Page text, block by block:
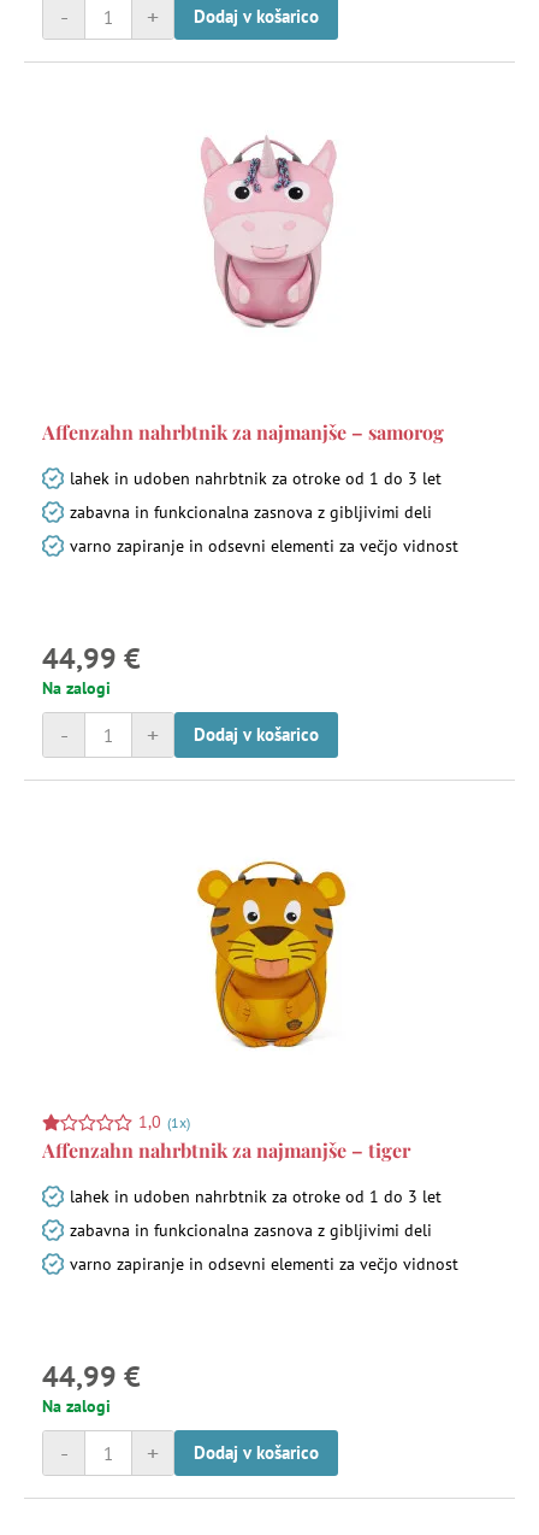
+
- Dodaj v košarico
Affenzahn nahrbtnik za najmanjše – samorog
lahek in udoben nahrbtnik za otroke od 1 do 3 let
zabavna in funkcionalna zasnova z gibljivimi deli
varno zapiranje in odsevni elementi za večjo vidnost
44,99 €
Na zalogi
+
- Dodaj v košarico
1,0 (1x)
Affenzahn nahrbtnik za najmanjše – tiger
lahek in udoben nahrbtnik za otroke od 1 do 3 let
zabavna in funkcionalna zasnova z gibljivimi deli
varno zapiranje in odsevni elementi za večjo vidnost
44,99 €
Na zalogi
+
- Dodaj v košarico